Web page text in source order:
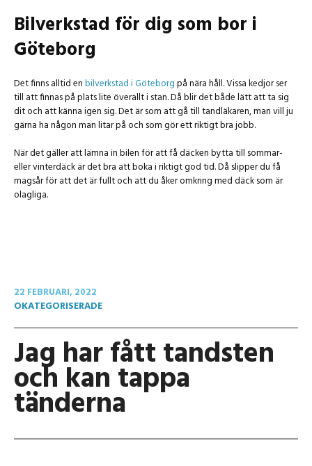
Bilverkstad för dig som bor i
Göteborg
Det finns alltid enbilverkstad i Göteborgpå nära håll. Vissa kedjor ser
till att finnas på plats lite överallt i stan. Då blir det både lätt att ta sig
dit och att känna igen sig. Det är som att gå till tandläkaren, man vill ju
gärna ha någon man litar på och som gör ett riktigt bra jobb.
När det gäller att lämna in bilen för att få däcken bytta till sommar-
eller vinterdäck är det bra att boka i riktigt god tid. Då slipper du få
magsår för att det är fullt och att du åker omkring med däck som är
olagliga.
22 FEBRUARI, 2022
OKATEGORISERADE
Jag har fått tandsten
och kan tappa
tänderna